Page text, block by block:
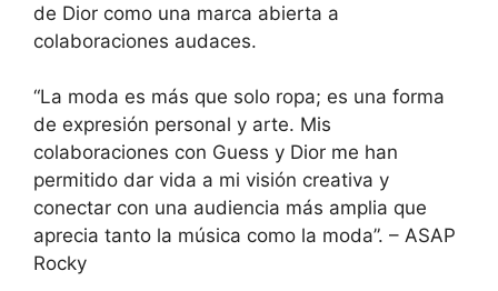
de Dior como una marca abierta a
colaboraciones audaces.
“La moda es más que solo ropa; es una forma
de expresión personal y arte. Mis
colaboraciones con Guess y Dior me han
permitido dar vida a mi visión creativa y
conectar con una audiencia más amplia que
aprecia tanto la música como la moda”. – ASAP
Rocky